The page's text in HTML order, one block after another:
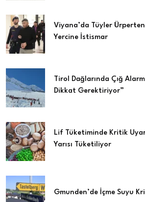
Viyana’da Tüyler
Yercine İstismar
Tirol Dağlarında Çığ
Dikkat Gerektiriyor”
Lif Tüketiminde Kritik
Yarısı Tüketiliyor
Gmunden’de İçme Suyu